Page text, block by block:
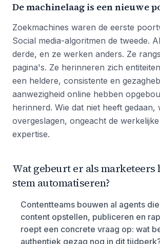
De machinelaag is een nieuwe
Zoekmachines waren de eerste
Social media-algoritmen de tweede.
derde, en ze werken anders. Ze
pagina's. Ze herinneren zich
een heldere, consistente en
aanwezigheid online hebben
herinnerd. Wie dat niet heeft gedaan,
overgeslagen, ongeacht de
expertise.
Wat gebeurt er als marketeers
stem automatiseren?
Contentteams bouwen al agents
content opstellen, publiceren en
roept een concrete vraag op: wat
authentiek gezag nog in dit